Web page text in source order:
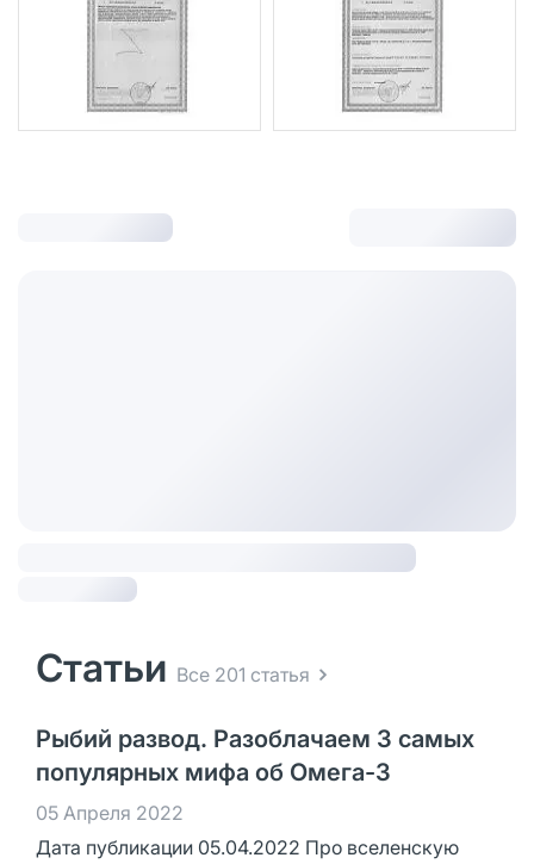
Статьи Все 201 статья
Рыбий развод. Разоблачаем 3 самых
популярных мифа об Омега-3
05 Апреля 2022
Дата публикации 05.04.2022 Про вселенскую